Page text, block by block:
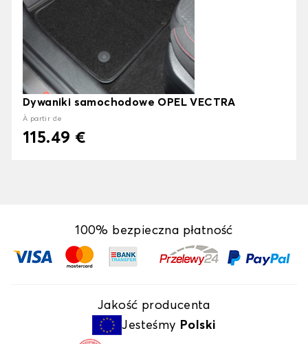
Dywaniki samochodowe OPEL VECTRA
À partir de
115.49 €
100% bezpieczna płatność
Jakość producenta
Jesteśmy Polski